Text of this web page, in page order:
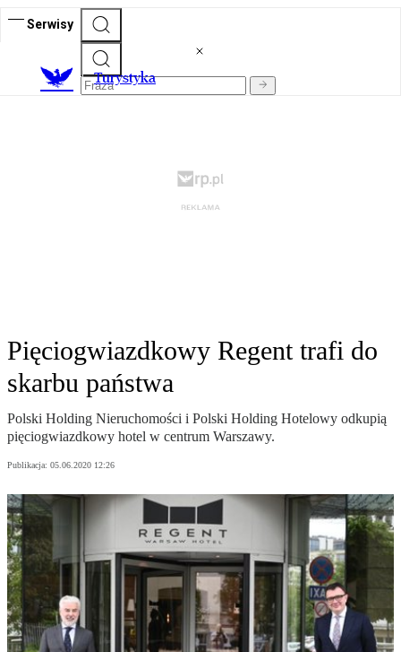
Serwisy
Turystyka
Pięciogwiazdkowy Regent trafi do
skarbu państwa
Polski Holding Nieruchomości i Polski Holding Hotelowy odkupią
pięciogwiazdkowy hotel w centrum Warszawy.
Publikacja: 05.06.2020 12:26